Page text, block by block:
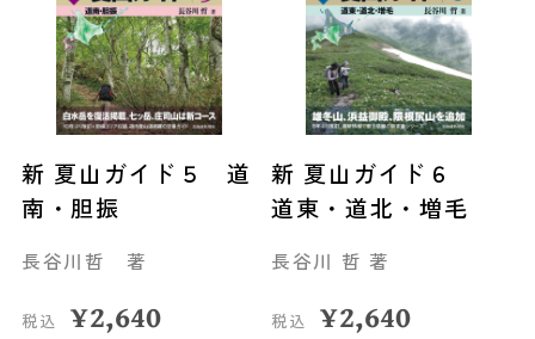
新 夏山ガイド５ 道
南・胆振
長谷川哲 著
税込 ¥2,640
新 夏山ガイド６
道東・道北・増毛
長谷川 哲 著
税込 ¥2,640